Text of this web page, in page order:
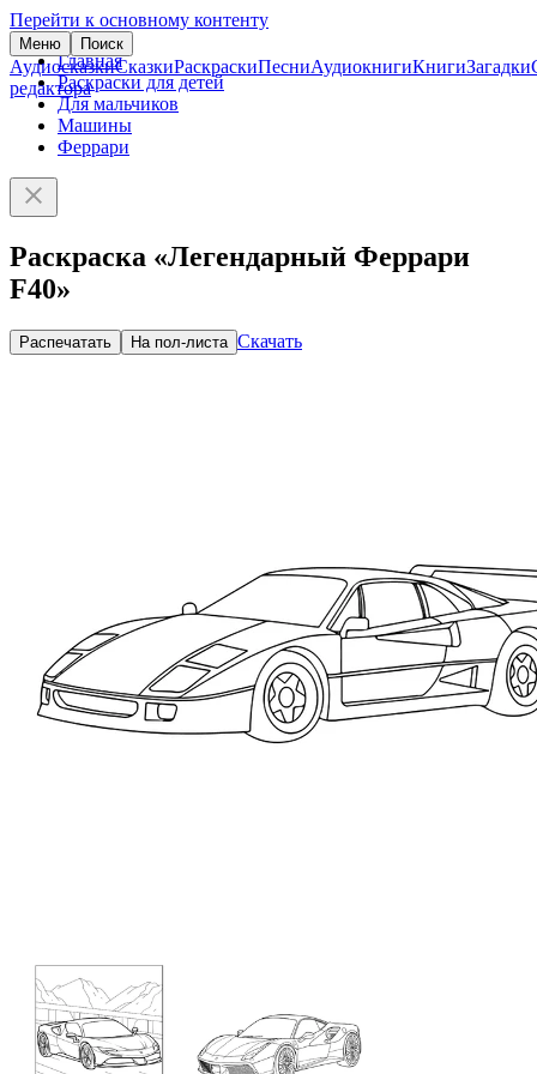
Перейти к основному контенту
Меню Поиск
АудиосказкиСказкиРаскраскиПесниАудиокнигиКнигиЗагадки
редактора
Главная
Раскраски для детей
Для мальчиков
Машины
Феррари
Раскраска «Легендарный Феррари
F40»
Распечатать На пол-листа Скачать